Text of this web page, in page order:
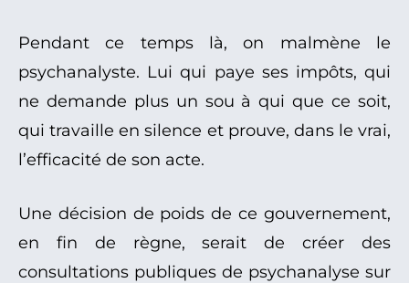
Pendant ce temps là, on malmène le
psychanalyste. Lui qui paye ses impôts, qui
ne demande plus un sou à qui que ce soit,
qui travaille en silence et prouve, dans le vrai,
l’efficacité de son acte.
Une décision de poids de ce gouvernement,
en fin de règne, serait de créer des
consultations publiques de psychanalyse sur